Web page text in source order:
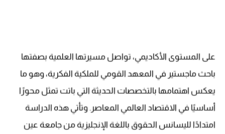
على المستوى الأكاديمي، تواصل مسيرتها العلمية بصفتها
باحث ماجستير في المعهد القومي للملكية الفكرية، وهو ما
يعكس اهتمامها بالتخصصات الحديثة التي باتت تمثل محورًا
أساسيًا في الاقتصاد العالمي المعاصر. وتأتي هذه الدراسة
امتدادًا لليسانس الحقوق باللغة الإنجليزية من جامعة عين